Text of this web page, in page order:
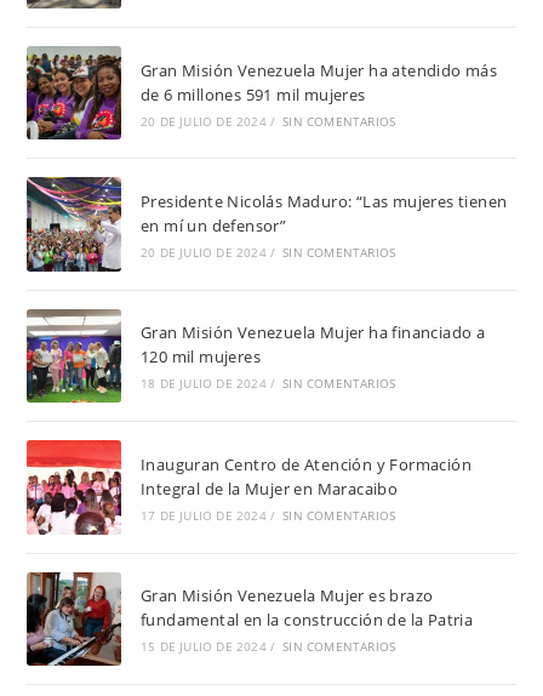
Gran Misión Venezuela Mujer ha atendido más
de 6 millones 591 mil mujeres
20 DE JULIO DE 2024 / SIN COMENTARIOS
Presidente Nicolás Maduro: “Las mujeres tienen
en mí un defensor”
20 DE JULIO DE 2024 / SIN COMENTARIOS
Gran Misión Venezuela Mujer ha financiado a
120 mil mujeres
18 DE JULIO DE 2024 / SIN COMENTARIOS
Inauguran Centro de Atención y Formación
Integral de la Mujer en Maracaibo
17 DE JULIO DE 2024 / SIN COMENTARIOS
Gran Misión Venezuela Mujer es brazo
fundamental en la construcción de la Patria
15 DE JULIO DE 2024 / SIN COMENTARIOS